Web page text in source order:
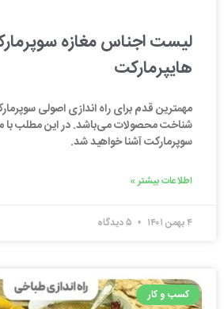
لیست اجناس مغازه
هایپرمارکت
مهمترین قدم برای راه اندازی اصولی
شناخت محصولات می‌باشد. در این مطلب با
سوپرمارکت آشنا خواهید شد.
اطلاعات بیشتر »
۴ بهمن ۱۴۰۱
کسب و کار